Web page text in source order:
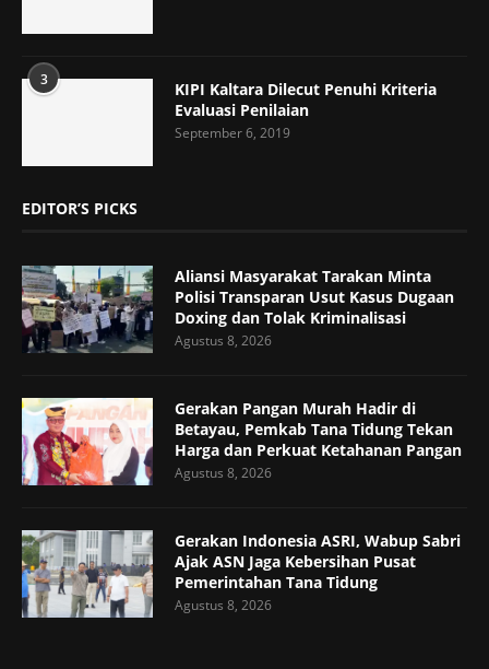
3
KIPI Kaltara Dilecut Penuhi Kriteria
Evaluasi Penilaian
September 6, 2019
EDITOR’S PICKS
Aliansi Masyarakat Tarakan Minta
Polisi Transparan Usut Kasus Dugaan
Doxing dan Tolak Kriminalisasi
Agustus 8, 2026
Gerakan Pangan Murah Hadir di
Betayau, Pemkab Tana Tidung Tekan
Harga dan Perkuat Ketahanan Pangan
Agustus 8, 2026
Gerakan Indonesia ASRI, Wabup Sabri
Ajak ASN Jaga Kebersihan Pusat
Pemerintahan Tana Tidung
Agustus 8, 2026